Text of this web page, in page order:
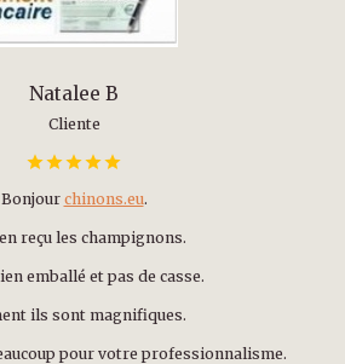
Natalee B
Cliente
Bonjour chinons.eu.
reçu les champignons.
emballé et pas de casse.
ils sont magnifiques.
pour votre professionnalisme.